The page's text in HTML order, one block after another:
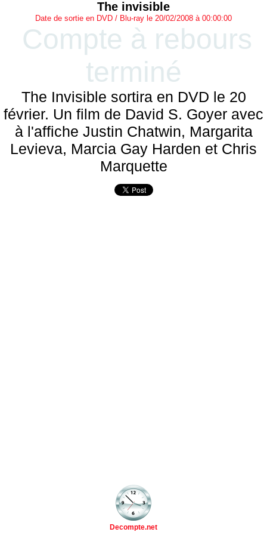
The invisible
Date de sortie en DVD / Blu-ray le 20/02/2008 à 00:00:00
Compte à rebours
terminé
The Invisible sortira en DVD le 20
février. Un film de David S. Goyer avec
à l'affiche Justin Chatwin, Margarita
Levieva, Marcia Gay Harden et Chris
Marquette
Decompte.net